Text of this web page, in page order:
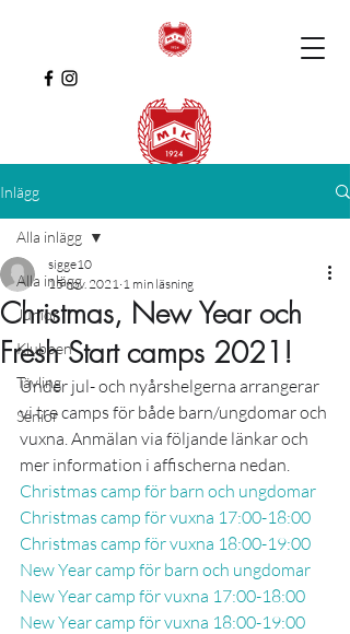
Inlägg
Alla inlägg
Junior
Klubben
Tävling
Senior
Alla inlägg
Christmas, New Year och
Fresh Start camps 2021!
sigge10
15 nov. 2021 1 min läsning
Under jul- och nyårshelgerna arrangerar
vi tre camps för både barn/ungdomar och
vuxna. Anmälan via följande länkar och
mer information i affischerna nedan.
Christmas camp för barn och ungdomar
Christmas camp för vuxna 17:00-18:00
Christmas camp för vuxna 18:00-19:00
New Year camp för barn och ungdomar
New Year camp för vuxna 17:00-18:00
New Year camp för vuxna 18:00-19:00